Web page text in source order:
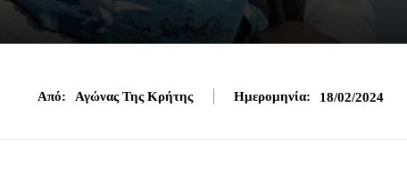
Από: Αγώνας Της Κρήτης Ημερομηνία: 18/02/2024